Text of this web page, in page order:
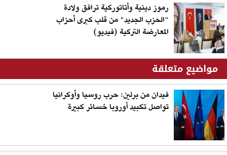
رموز دينية وأتاتوركية ترافق ولادة
"الحزب الجديد" من قلب كبرى أحزاب
المعارضة التركية (فيديو)
مواضيع متعلقة
فيدان من برلين: حرب روسيا وأوكرانيا
تواصل تكبيد أوروبا خسائر كبيرة